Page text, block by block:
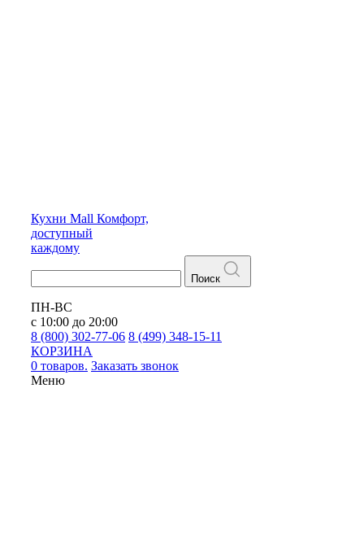
Кухни Mall Комфорт,
доступный
каждому
Поиск
ПН-ВС
с 10:00 до 20:00
8 (800) 302-77-06 8 (499) 348-15-11
КОРЗИНА
0 товаров. Заказать звонок
Меню